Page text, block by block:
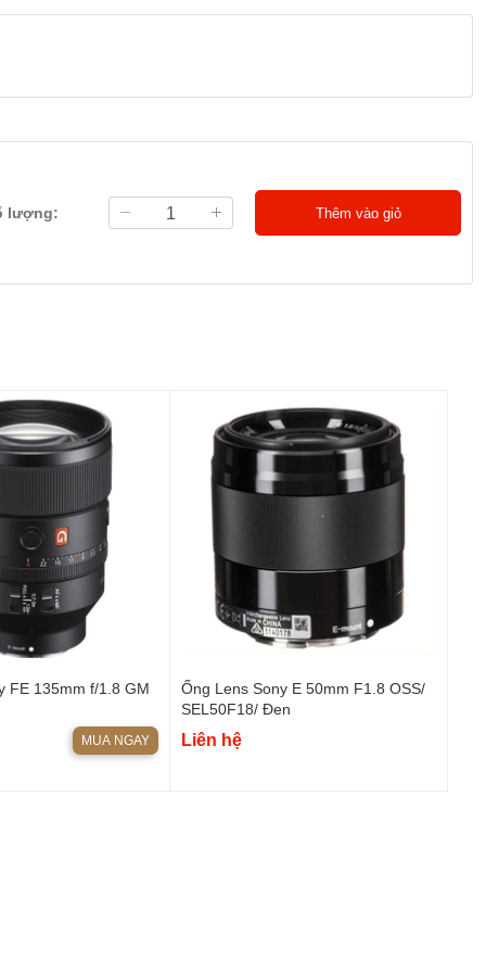
lượng: Thêm vào giỏ
FE 135mm f/1.8 GM
MUA NGAY
Ống Lens Sony E 50mm F1.8 OSS/
SEL50F18/ Đen
Liên hệ